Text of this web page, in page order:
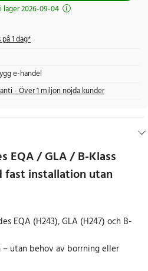
lager 2026-09-04
1 dag*
e-handel
- Över 1 miljon nöjda kunder
EQA / GLA / B-Klass
fast installation utan
EQA (H243), GLA (H247) och B-
utan behov av borrning eller